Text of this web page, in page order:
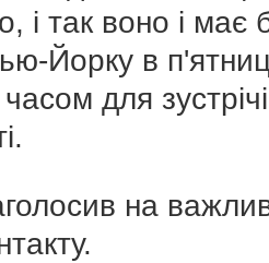
і так воно і має
Йорку в
для
на